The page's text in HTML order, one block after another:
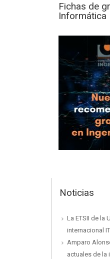
Fichas de
Informática
Noticias
La ETSII de la
internacional
Amparo
actuales de la